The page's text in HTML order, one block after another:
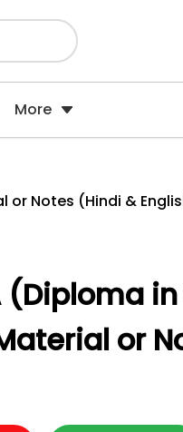
More
or Notes (Hindi &
(Diploma
or